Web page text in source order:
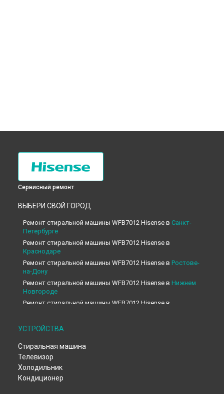
Сервисный ремонт
ВЫБЕРИ СВОЙ ГОРОД
Ремонт стиральной машины WFB7012 Hisense в Санкт-
Петербурге
Ремонт стиральной машины WFB7012 Hisense в
Краснодаре
Ремонт стиральной машины WFB7012 Hisense в Ростове-
на-Дону
Ремонт стиральной машины WFB7012 Hisense в Нижнем
Новгороде
Ремонт стиральной машины WFB7012 Hisense в
Ремонт стиральной машины WFB7012 Hisense в
Челябинске
Ремонт стиральной машины WFB7012 Hisense в
Екатеринбурге
Ремонт стиральной машины WFB7012 Hisense в
Ремонт стиральной машины WFB7012 Hisense в
УСТРОЙСТВА
Стиральная машина
Телевизор
Холодильник
Кондиционер